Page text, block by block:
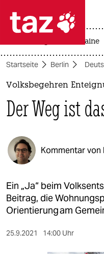
 taz
taz
themen
politik
öko
gesellschaft
kultur
sport
berlin
krieg in der ukraine
Startseite Berlin
Volksbegehren
Der Weg ist
Kommentar von
Ein „Ja“ beim
Beitrag, die
Orien­tierung am
25.9.2021 14:00 Uhr